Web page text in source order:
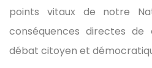
points vitaux de notre
conséquences directes
débat citoyen et